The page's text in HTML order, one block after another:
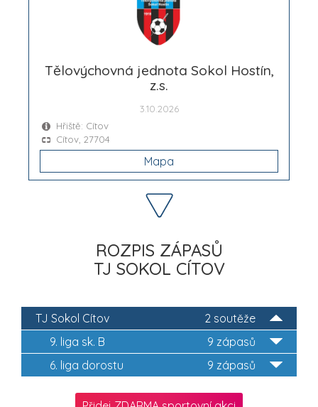
Tělovýchovná jednota Sokol Hostín,
z.s.
3.10.2026
Hřiště: Cítov
Cítov, 27704
Mapa
ROZPIS ZÁPASŮ
TJ SOKOL CÍTOV
2 soutěže
TJ Sokol Cítov
9 zápasů
9. liga sk. B
9 zápasů
6. liga dorostu